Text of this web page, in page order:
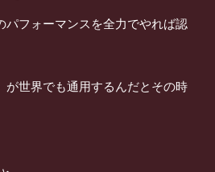
パフォーマンスを全力でやれば認
が世界でも通用するんだとその時